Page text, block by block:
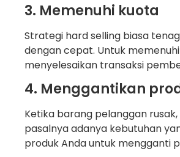
3. Memenuhi kuota
Strategi hard selling biasa
dengan cepat. Untuk
menyelesaikan transaksi
4. Menggantikan
Ketika barang pelanggan
pasalnya adanya kebutuhan
produk Anda untuk mengganti